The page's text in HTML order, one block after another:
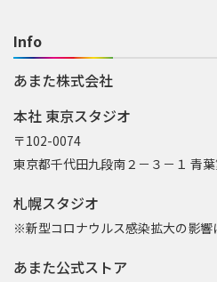
Info
あまた株式会社
本社 東京スタジオ
〒102-0074
東京都千代田九段南２－３－１ 青
札幌スタジオ
※新型コロナウルス感染拡大の影響
あまた公式ストア